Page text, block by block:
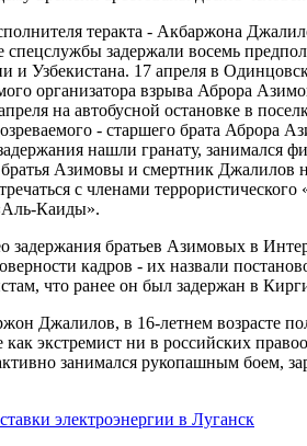
теракта - Акбаржона
спецслужбы задержали восемь
и Узбекистана. 17 апреля в
организатора взрыва Аброра
на автобусной остановке в
- старшего брата
нашли гранату, занимался
Азимовы и смертник Джалилов
с членами террористического
Каиды».
братьев Азимовых в
кадров - их назвали
что ранее он был задержан в
Джалилов, в 16-летнем возрасте
как экстремист ни в российских
занимался рукопашным боем,
электроэнергии в Луганск